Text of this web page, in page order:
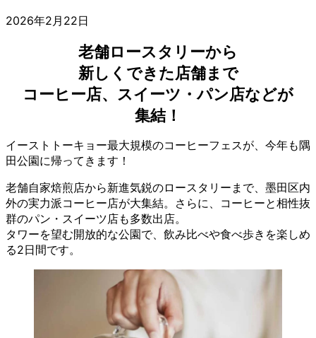
2026年2月22日
老舗ロースタリーから
新しくできた店舗まで
コーヒー店、スイーツ・パン店などが
集結！
イーストトーキョー最大規模のコーヒーフェスが、今年も隅
田公園に帰ってきます！
老舗自家焙煎店から新進気鋭のロースタリーまで、墨田区内
外の実力派コーヒー店が大集結。さらに、コーヒーと相性抜
群のパン・スイーツ店も多数出店。
タワーを望む開放的な公園で、飲み比べや食べ歩きを楽しめ
る2日間です。